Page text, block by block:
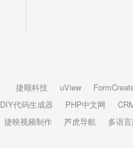
捷顺科技 uView
DIY代码生成器 PHP中文网
捷映视频制作 芦虎导航 多语